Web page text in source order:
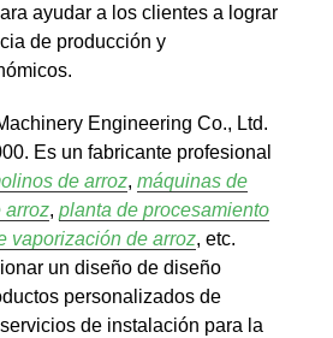
ayudar a los clientes a lograr
de producción y
Engineering Co., Ltd.
Es un fabricante profesional
de arroz, máquinas de
arroz, planta de procesamiento
vaporización de arroz, etc.
un diseño de diseño
personalizados de
de instalación para la